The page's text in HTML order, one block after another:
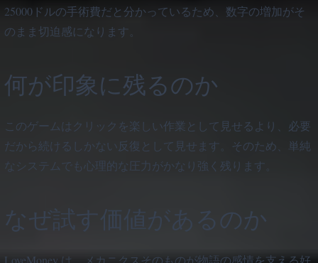
25000ドルの手術費だと分かっているため、数字の増加がそ
のまま切迫感になります。
何が印象に残るのか
このゲームはクリックを楽しい作業として見せるより、必要
だから続けるしかない反復として見せます。そのため、単純
なシステムでも心理的な圧力がかなり強く残ります。
なぜ試す価値があるのか
LoveMoney は、メカニクスそのものが物語の感情を支える好